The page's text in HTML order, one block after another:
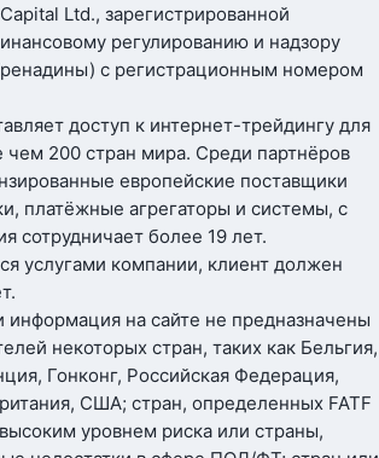
Ltd., зарегистрированной
регулированию и надзору
с регистрационным номером
доступ к интернет-трейдингу для
чем 200 стран мира. Среди партнёров
европейские поставщики
платёжные агрегаторы и системы, с
сотрудничает более 19 лет.
услугами компании, клиент должен
информация на сайте не предназначены
некоторых стран, таких как Бельгия,
Гонконг, Российская Федерация,
США; стран, определенных FATF
высоким уровнем риска или страны,